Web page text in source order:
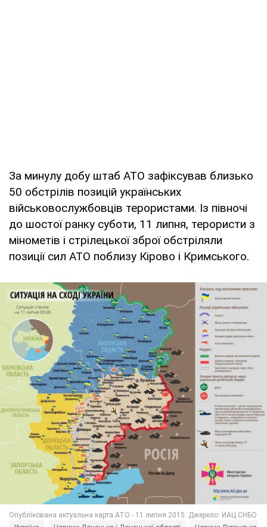
За минулу добу штаб АТО зафіксував близько
50 обстрілів позицій українських
військовослужбовців терористами. Із півночі
до шостої ранку суботи, 11 липня, терористи з
мінометів і стрілецької зброї обстріляли
позиції сил АТО поблизу Кірово і Кримського.